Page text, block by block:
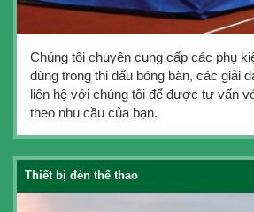
Chúng tôi chuyên cung cấp các phụ
dùng trong thi đấu bóng bàn, các giải
liên hệ với chúng tôi để được tư vấn
theo nhu cầu của bạn.
Thiết bị đèn thể thao